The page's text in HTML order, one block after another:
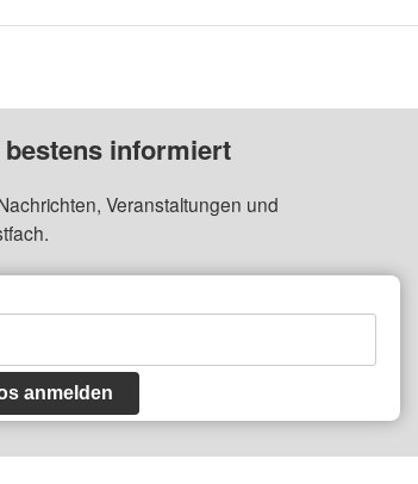
informiert
Veranstaltungen und
anmelden